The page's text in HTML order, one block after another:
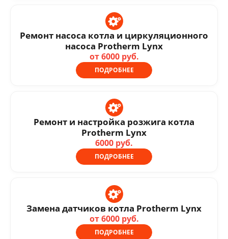
Ремонт насоса котла и циркуляционного
насоса Protherm Lynx
от 6000 руб.
ПОДРОБНЕЕ
Ремонт и настройка розжига котла
Protherm Lynx
6000 руб.
ПОДРОБНЕЕ
Замена датчиков котла Protherm Lynx
от 6000 руб.
ПОДРОБНЕЕ